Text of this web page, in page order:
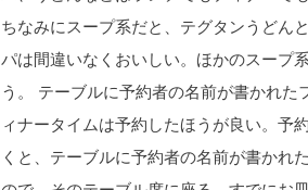
ちなみにスープ系だと、テグタンうどん
パは間違いなくおいしい。ほかのスープ
う。 テーブルに予約者の名前が書かれた
ィナータイムは予約したほうが良い。予
くと、テーブルに予約者の名前が書かれ